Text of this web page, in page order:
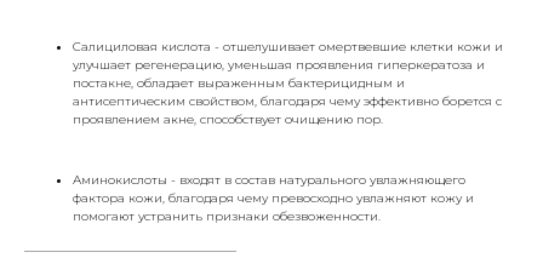
Салициловая кислота - отшелушивает омертвевшие клетки кожи и
улучшает регенерацию, уменьшая проявления гиперкератоза и
постакне, обладает выраженным бактерицидным и
антисептическим свойством, благодаря чему эффективно борется с
проявлением акне, способствует очищению пор.
Аминокислоты - входят в состав натурального увлажняющего
фактора кожи, благодаря чему превосходно увлажняют кожу и
помогают устранить признаки обезвоженности.